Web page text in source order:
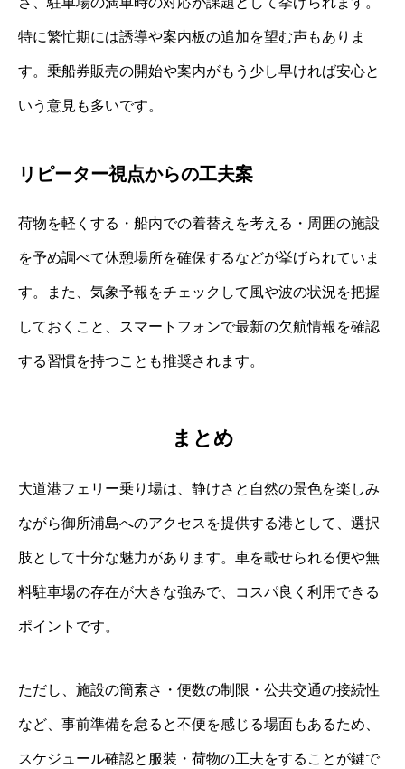
特に繁忙期には誘導や案内板の追加を望む声もありま
す。乗船券販売の開始や案内がもう少し早ければ安心と
いう意見も多いです。
リピーター視点からの工夫案
荷物を軽くする・船内での着替えを考える・周囲の施設
を予め調べて休憩場所を確保するなどが挙げられていま
す。また、気象予報をチェックして風や波の状況を把握
しておくこと、スマートフォンで最新の欠航情報を確認
する習慣を持つことも推奨されます。
まとめ
大道港フェリー乗り場は、静けさと自然の景色を楽しみ
ながら御所浦島へのアクセスを提供する港として、選択
肢として十分な魅力があります。車を載せられる便や無
料駐車場の存在が大きな強みで、コスパ良く利用できる
ポイントです。
ただし、施設の簡素さ・便数の制限・公共交通の接続性
など、事前準備を怠ると不便を感じる場面もあるため、
スケジュール確認と服装・荷物の工夫をすることが鍵で